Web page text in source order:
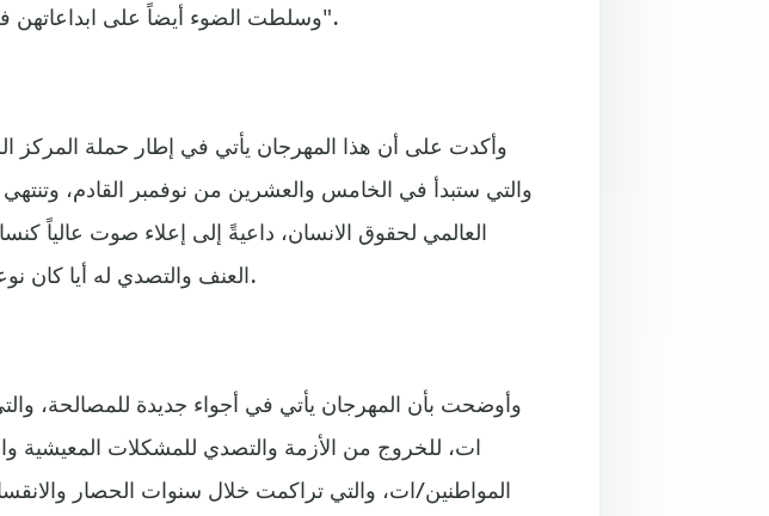
وسلطت الضوء أيضاً على ابداعاتهن في مواجهة الظلم والقهر والاحتلال".
وأكدت على أن هذا المهرجان يأتي في إطار حملة المركز
والتي ستبدأ في الخامس والعشرين من نوفمبر القادم،
العالمي لحقوق الانسان، داعيةً إلى إعلاء صوت عالياً
العنف والتصدي له أيا كان نوعه ومبرره ومكان حدوثه ومرتكبيه.
وأوضحت بأن المهرجان يأتي في أجواء جديدة للمصالحة،
ات، للخروج من الأزمة والتصدي للمشكلات المعيشية
المواطنين/ات، والتي تراكمت خلال سنوات الحصار